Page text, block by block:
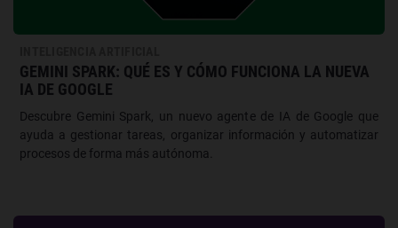
GEMINI SPARK: QUÉ ES Y CÓMO FUNCIONA LA NUEVA
IA DE GOOGLE
Descubre Gemini Spark, un nuevo agente de IA de Google que
ayuda a gestionar tareas, organizar información y automatizar
procesos de forma más autónoma.